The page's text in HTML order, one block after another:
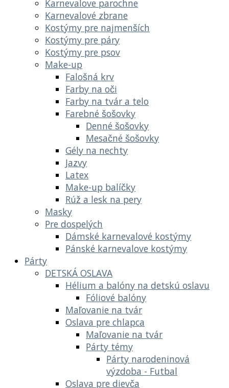
Karnevalove parochne
Karnevalové zbrane
Kostýmy pre najmenších
Kostýmy pre páry
Kostýmy pre psov
Make-up
Falošná krv
Farby na oči
Farby na tvár a telo
Farebné šošovky
Denné šošovky
Mesačné šošovky
Gély na nechty
Jazvy
Latex
Make-up balíčky
Rúž a lesk na pery
Masky
Pre dospelých
Dámské karnevalové kostýmy
Pánské karnevalove kostýmy
Párty
DETSKÁ OSLAVA
Hélium a balóny na detskú oslavu
Fóliové balóny
Maľovanie na tvár
Oslava pre chlapca
Maľovanie na tvár
Párty témy
Párty narodeninová
výzdoba - Futbal
Oslava pre dievča